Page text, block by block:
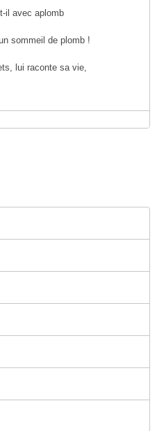
t-il avec aplomb
sommeil de plomb !
lui raconte sa vie,